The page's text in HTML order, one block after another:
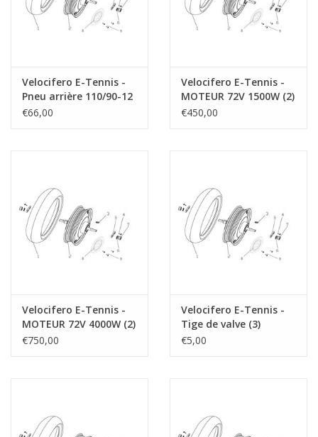
Velocifero E-Tennis -
Pneu arrière 110/90-12
(1)
€66,00
Velocifero E-Tennis -
MOTEUR 72V 1500W (2)
€450,00
Velocifero E-Tennis -
MOTEUR 72V 4000W (2)
€750,00
Velocifero E-Tennis -
Tige de valve (3)
€5,00